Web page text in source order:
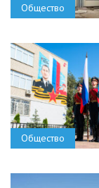
Общество
Общество